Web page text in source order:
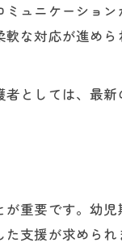
ュニケーション
な対応が進めら
としては、最新
重要です。幼児
支援が求められ